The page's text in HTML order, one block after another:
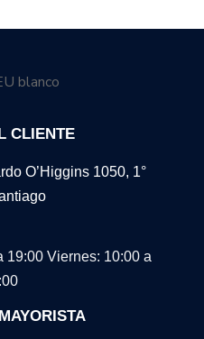
CLIENTE
O’Higgins 1050, 1°
19:00 Viernes: 10:00 a